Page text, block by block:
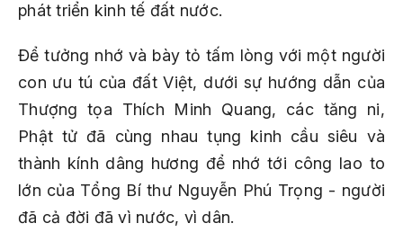
phát triển kinh tế đất nước.
Để tưởng nhớ và bày tỏ tấm lòng với một người
con ưu tú của đất Việt, dưới sự hướng dẫn của
Thượng tọa Thích Minh Quang, các tăng ni,
Phật tử đã cùng nhau tụng kinh cầu siêu và
thành kính dâng hương để nhớ tới công lao to
lớn của Tổng Bí thư Nguyễn Phú Trọng - người
đã cả đời đã vì nước, vì dân.